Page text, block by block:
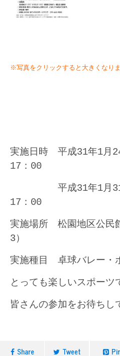
※写真をクリックすると大きくなり
実施日時 平成31年1月
17：00
平成31年1月31日
17：00
実施場所 松園地区公民
3）
実施種目 卓球バレー・
とっても楽しいスポーツ
皆さんの参加をお待ちし
Share Tweet